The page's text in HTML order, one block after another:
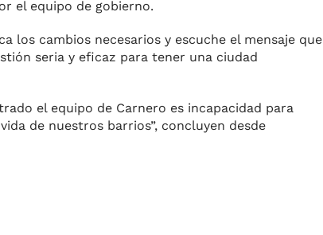
el equipo de gobierno.
los cambios necesarios y escuche el mensaje que
seria y eficaz para tener una ciudad
el equipo de Carnero es incapacidad para
de nuestros barrios”, concluyen desde